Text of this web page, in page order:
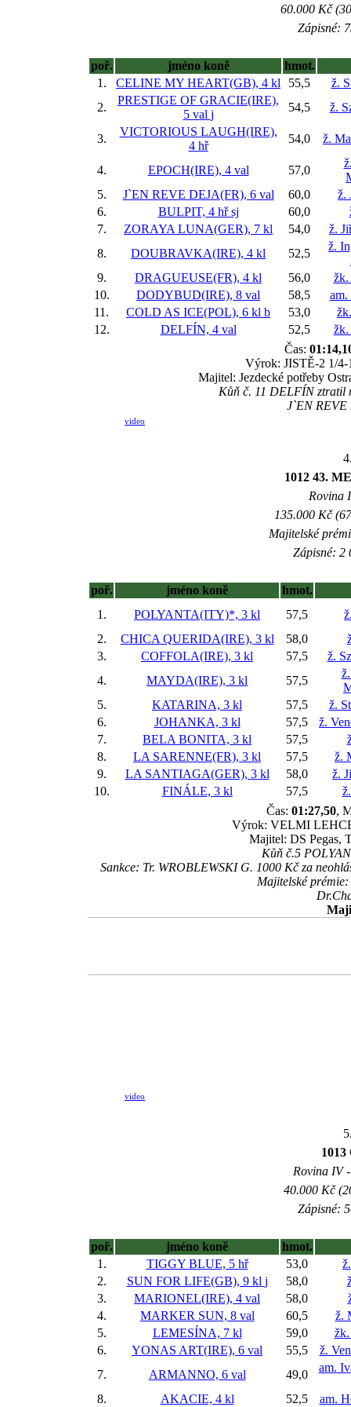
60.000 Kč
Zápisné:
poř. jméno koně
hmot.
1.
CELINE MY HEART(GB), 4 kl 55,5
ž.
2.
PRESTIGE OF GRACIE(IRE),
5 val j
54,5 ž.
3.
VICTORIOUS LAUGH(IRE),
4 hř
54,0 ž.
4. EPOCH(IRE), 4 val 57,0
5.
J`EN REVE DEJA(FR), 6 val 60,0
ž.
6.
BULPIT, 4 hřsj 60,0
7.
ZORAYA LUNA(GER), 7 kl 54,0
ž.
8.
DOUBRAVKA(IRE), 4 kl 52,5
ž.
9.
DRAGUEUSE(FR), 4 kl 56,0
žk.
10.
DODYBUD(IRE), 8 val 58,5
am.
11.
COLD AS ICE(POL), 6 kl b 53,0
12.
DELFÍN, 4 val 52,5
žk.
Čas:
Výrok: JISTĚ-2 1/4-
Majitel: Jezdecké potřeby
Kůň č. 11 DELFÍN ztratil
J`EN REVE
video
1012 43.
Rovina
135.000 Kč
Majitelské
Zápisné: 2
poř. jméno koně
hmot.
1.
POLYANTA(ITY)*, 3 kl 57,5
2.
CHICA QUERIDA(IRE), 3 kl 58,0
3.
COFFOLA(IRE), 3 kl 57,5
ž.
4.
MAYDA(IRE), 3 kl 57,5
5.
KATARINA, 3 kl 57,5
ž.
6.
JOHANKA, 3 kl 57,5
ž.
7.
BELA BONITA, 3 kl 57,5
8.
LA SARENNE(FR), 3 kl 57,5
ž.
9.
LA SANTIAGA(GER), 3 kl 58,0
ž.
10.
FINÁLE, 3 kl 57,5
Čas: 01:27,50,
Výrok: VELMI
Majitel: DS Pegas,
Kůň č.5
Sankce: Tr. WROBLEWSKI G. 1000 Kč za
Majitelské
video
Rovina IV
40.000 Kč
Zápisné:
poř. jméno koně
hmot.
1.
TIGGY BLUE, 5 hř 53,0
2.
SUN FOR LIFE(GB), 9 kl j 58,0
3.
MARIONEL(IRE), 4 val 58,0
4.
MARKER SUN, 8 val 60,5
ž.
5.
LEMESÍNA, 7 kl 59,0
žk.
6.
YONAS ART(IRE), 6 val 55,5
ž.
7.
ARMANNO, 6 val 49,0
am.
8. AKACIE, 4 kl 52,5 am.